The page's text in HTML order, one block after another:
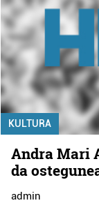
KULTURA
Andra Mari
da
admin